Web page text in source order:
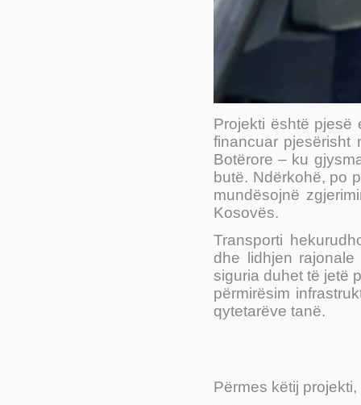
Projekti është pjesë
financuar pjesërisht
Botërore – ku
butë. Ndërkohë, po
mundësojnë
Kosovës.
Transporti
dhe lidhjen
siguria duhet të jetë
përmirësim
qytetarëve tanë.
Përmes këtij